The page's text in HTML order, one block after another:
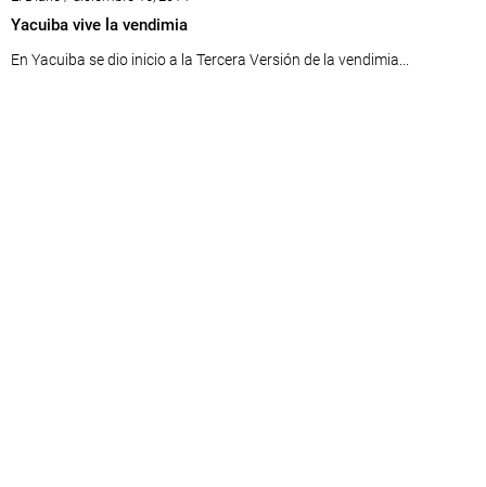
Yacuiba vive la vendimia
En Yacuiba se dio inicio a la Tercera Versión de la vendimia...